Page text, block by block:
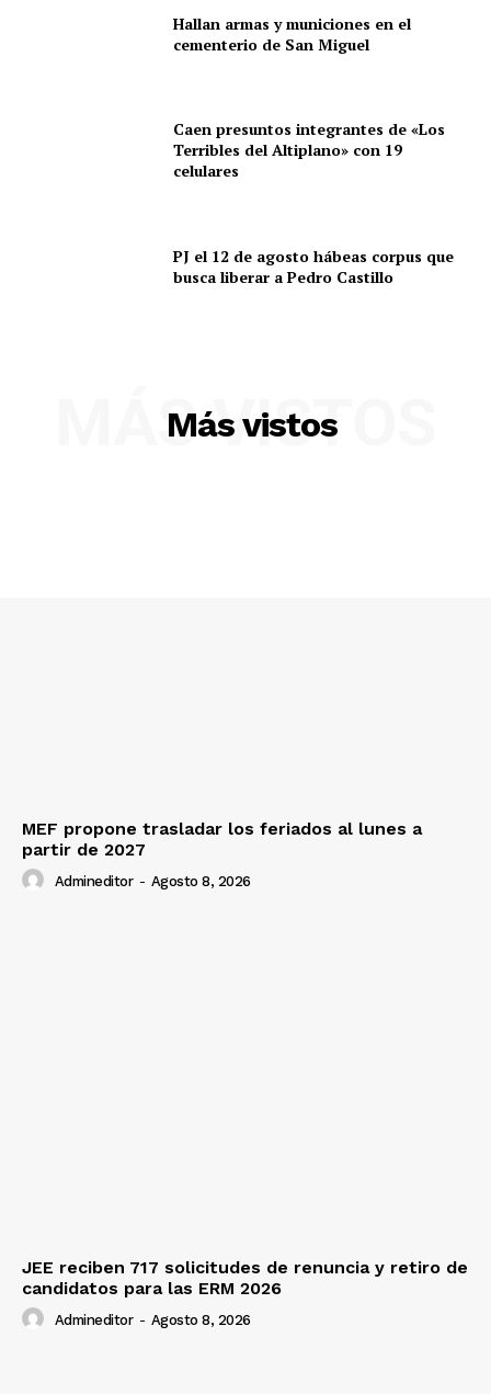
Hallan armas y municiones en el
cementerio de San Miguel
Caen presuntos integrantes de «Los
Terribles del Altiplano» con 19
celulares
PJ el 12 de agosto hábeas corpus que
busca liberar a Pedro Castillo
Más vistos
MÁS VISTOS
MEF propone trasladar los feriados al lunes a
partir de 2027
Admineditor - Agosto 8, 2026
JEE reciben 717 solicitudes de renuncia y retiro de
candidatos para las ERM 2026
Admineditor - Agosto 8, 2026